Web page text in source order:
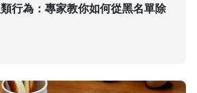
行為：專家教你如何從黑名單除